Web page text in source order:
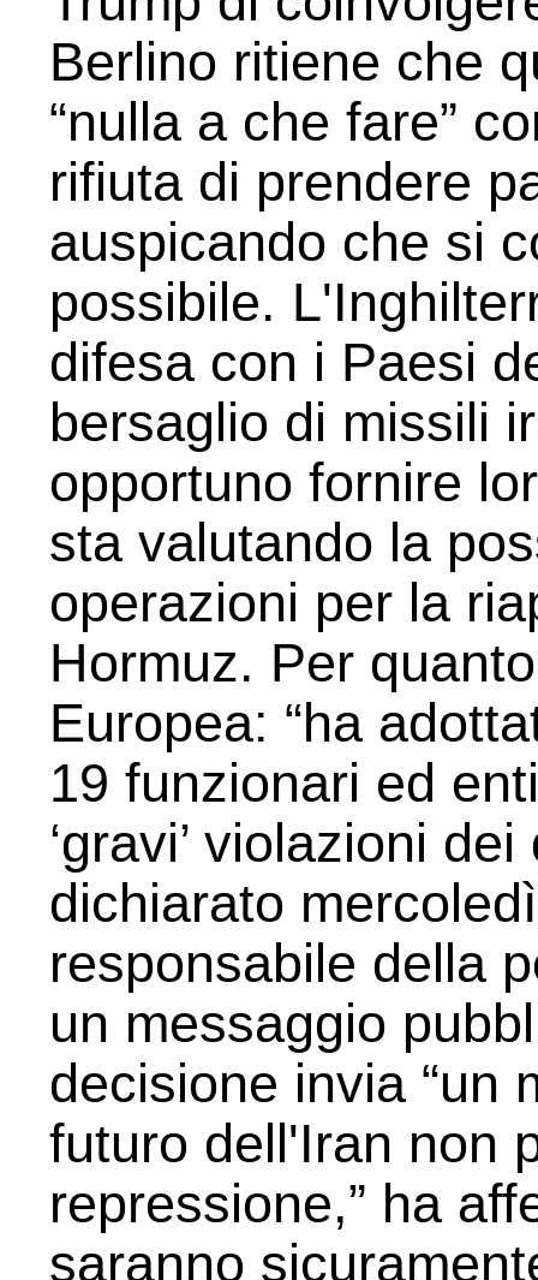
Berlino ritiene che
“nulla a che fare”
rifiuta di prendere
auspicando che si
possibile.
difesa con i Paesi
bersaglio di missili
opportuno fornire
sta valutando la
operazioni per la
Hormuz. Per
Europea: “ha
19 funzionari ed
‘gravi’ violazioni
dichiarato
responsabile della
un messaggio
decisione invia “un
futuro dell'Iran non
repressione,” ha
saranno